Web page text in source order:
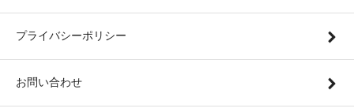
プライバシーポリシー
お問い合わせ